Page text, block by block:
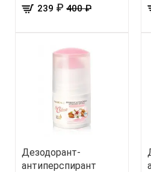
239 ₽ 400 ₽
Дезодорант-
антиперспирант